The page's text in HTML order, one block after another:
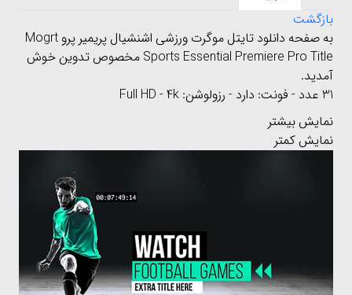
بازگشت
به صفحه دانلود تایتل موگرت ورزشی اشنشیال پریمیر پرو Mogrt
Sports Essential Premiere Pro Title مخصوص تدوین خوش
آمدید.
31 عدد - فونت: دارد - رزولوشن: Full HD - 4k
نمایش بیشتر
نمایش کمتر